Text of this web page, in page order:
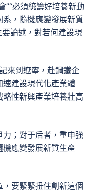
”“必須統籌好培養新動
系，隨機應變發展新質
論述，對若何建設現
來到遼寧，赴鋼鐵企
建設現代化產業體
性新興產業培養壯高
；對于后者，重申強
應變發展新質生產
要緊緊扭住創新這個